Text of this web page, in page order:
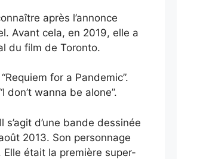
après l’annonce
Avant cela, en 2019, elle a
du film de Toronto.
for a Pandemic”.
wanna be alone”.
d’une bande dessinée
2013. Son personnage
était la première super-